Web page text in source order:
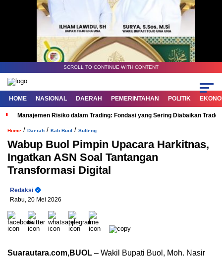
SCROLL TO CONTINUE WITH CONTENT
HOME NASIONAL DAERAH PEMERINTAHAN POLITIK
Manajemen Risiko dalam Trading: Fondasi yang Sering Diabaikan
Home / Daerah / Kab.Buol / Sulteng
Wabup Buol Pimpin Upacara Harkitnas,
Ingatkan ASN Soal Tantangan
Transformasi Digital
Redaksi
Rabu, 20 Mei 2026
Suarautara.com,BUOL – Wakil Bupati Buol, Moh. Nasir